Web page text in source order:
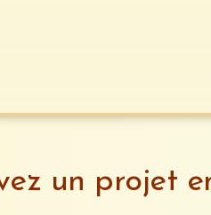
un projet